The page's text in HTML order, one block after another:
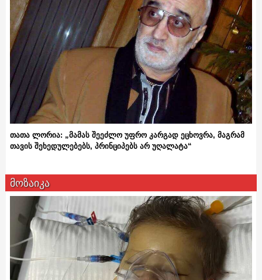
თათა ლორია: „მამას შეეძლო უფრო კარგად ეცხოვრა, მაგრამ
თავის შეხედულებებს, პრინციპებს არ უღალატა“
მოზაიკა